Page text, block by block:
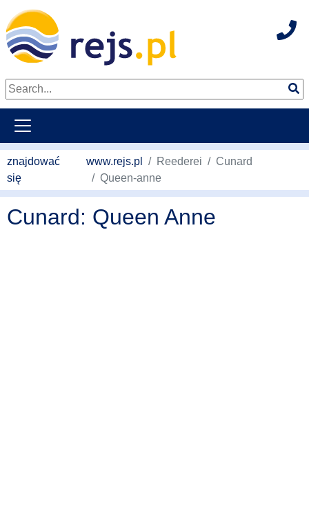
znajdować
się
www.rejs.pl Reederei
Cunard
Queen-anne
Cunard: Queen Anne